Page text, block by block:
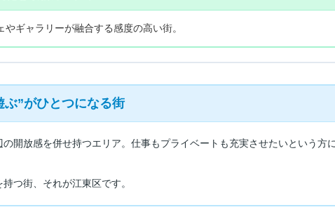
ギャラリーが融合する感度の高い街。
ぶ”がひとつになる街
開放感を併せ持つエリア。仕事もプライベートも充実させたいという方
つ街、それが江東区です。